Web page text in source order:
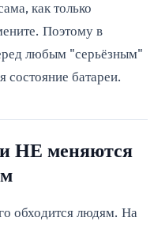
как только
Поэтому в
любым "серьёзным"
состояние батареи.
НЕ меняются
обходится людям. На